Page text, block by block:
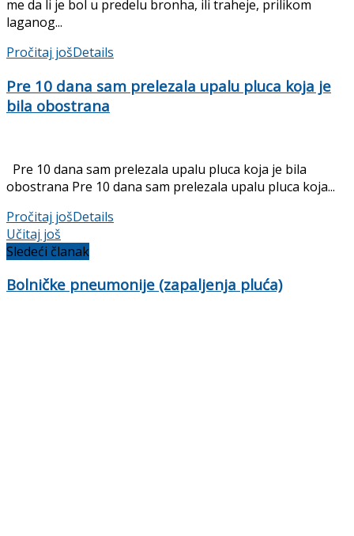
me da li je bol u predelu bronha, ili traheje, prilikom
laganog...
Pročitaj jošDetails
Pre 10 dana sam prelezala upalu pluca koja je
bila obostrana
Pre 10 dana sam prelezala upalu pluca koja je bila
obostrana Pre 10 dana sam prelezala upalu pluca koja...
Pročitaj jošDetails
Učitaj još
Sledeći članak
Bolničke pneumonije (zapaljenja pluća)